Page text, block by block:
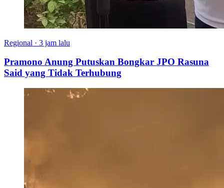
Regional · 3 jam lalu
Pramono Anung Putuskan Bongkar JPO Rasuna
Said yang Tidak Terhubung